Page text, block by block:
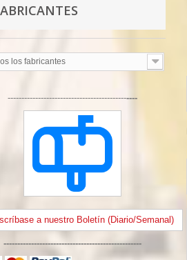
los fabricantes
-----------------------------------------------
a nuestro Boletín (Diario/Semanal)
--------------------------------------------------